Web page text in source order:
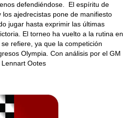
defendiéndose. El espíritu de
ajedrecistas pone de manifiesto
jugar hasta exprimir las últimas
El torneo ha vuelto a la rutina en
refiere, ya que la competición
Olympia. Con análisis por el GM
Ootes